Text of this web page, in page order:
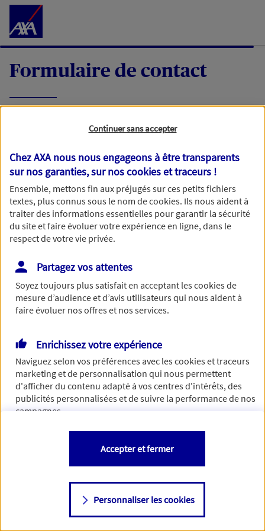
Accéder au Contenu
Formulaire de contact
demande, nous vous répondrons dans les
meilleurs délais par mail ou par téléphone.
Votre message :
Vous disposez de droits sur les informations vous concernant. Pour
plus d’informations,cliquez ici.
Continuer sans accepter
Chez AXA nous nous engageons à être transparents
sur nos garanties, sur noscookies et traceurs !
Ensemble, mettons fin aux préjugés sur ces petits fichiers
textes, plus connus sous le nom decookies. Ils nous aident à
traiter des informations essentielles pour garantir la sécurité
du site et faire évoluer votre expérience en ligne, dans le
respect de votre vie privée.
Partagez vos attentes
Soyez toujours plus satisfait en acceptant lescookiesde
mesure d’audience et d’avis utilisateurs qui nous aident à
faire évoluer nos offres et nos services.
Enrichissez votre expérience
Naviguez selon vos préférences avec lescookies et traceurs
marketing et de personnalisation qui nous permettent
d'afficher du contenu adapté à vos centres d'intérêts, des
publicités personnalisées et de suivre la performance de nos
campagnes.
Vous êtes libre de les accepter, de les refuser comme de
changer d'avis à tout moment en allant sur
Consulter notre politique decookies
Personnaliser les cookies
Accepter et fermer